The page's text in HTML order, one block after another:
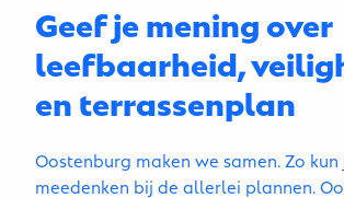
Geef je mening over
leefbaarheid,
en terrassenplan
Oostenburg maken we samen. Zo kun
meedenken bij de allerlei plannen.